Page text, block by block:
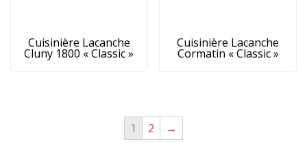
Cuisinière Lacanche
Cluny 1800 « Classic »
Cuisinière Lacanche
Cormatin « Classic »
1 2 →